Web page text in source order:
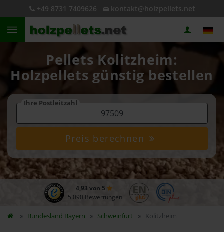
+49 8731 7409626 kontakt@holzpellets.net
Pellets Kolitzheim:
Holzpellets günstig bestellen
Ihre Postleitzahl
Preis berechnen
4,93 von 5
5.090 Bewertungen
Bundesland Bayern Schweinfurt Kolitzheim